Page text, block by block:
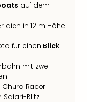
auf dem
dich in 12 m Höhe
für einen Blick
mit zwei
Chura Racer
Blitz